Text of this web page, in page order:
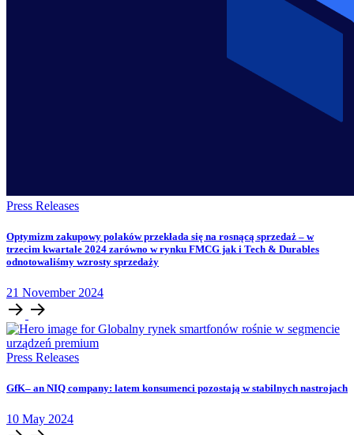
Press Releases
Optymizm zakupowy polaków przekłada się na rosnącą sprzedaż – w
trzecim kwartale 2024 zarówno w rynku FMCG jak i Tech & Durables
odnotowaliśmy wzrosty sprzedaży
21 November 2024
Press Releases
GfK– an NIQ company: latem konsumenci pozostają w stabilnych nastrojach
10 May 2024